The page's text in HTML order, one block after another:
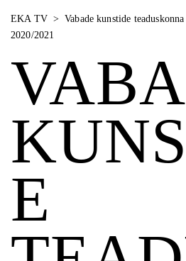
EKA TV > Vabade kunstide
2020/2021
E